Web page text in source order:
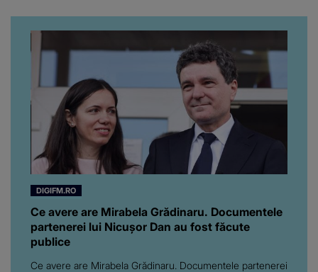
da, frumoasa iubită a lui
Florin Ristei e...
DIGIFM.RO
Ce avere are Mirabela Grădinaru. Documentele
partenerei lui Nicușor Dan au fost făcute
publice
Ce avere are Mirabela Grădinaru. Documentele partenerei